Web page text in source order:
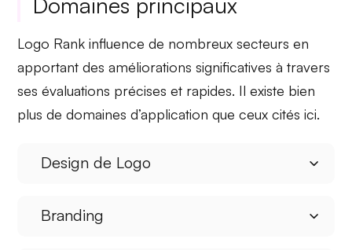
Logo Rank influence de nombreux secteurs en
apportant desaméliorations significatives à travers
ses évaluations précises et rapides. Il existe bien
plus de domaines d’application que ceux cités ici.
Design de Logo
Branding